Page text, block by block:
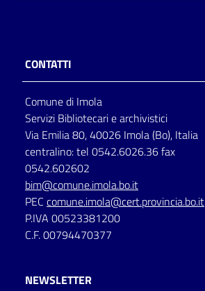
per
lettura
Seguici
su
CONTATTI
Comune di Imola
Servizi Bibliotecari e archivistici
Via Emilia 80, 40026 Imola (Bo), Italia
centralino: tel 0542.6026.36 fax
0542.602602
bim@comune.imola.bo.it
PEC comune.imola@cert.provincia.bo.it
P.IVA 00523381200
C.F. 00794470377
NEWSLETTER